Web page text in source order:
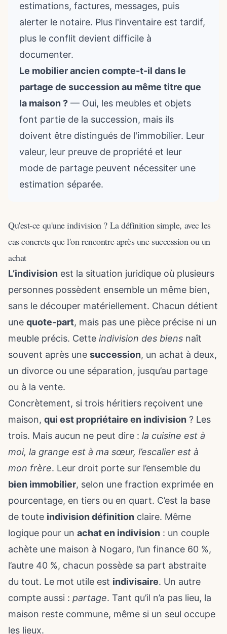
estimations, factures, messages, puis
alerter le notaire. Plus l'inventaire est tardif,
plus le conflit devient difficile à
documenter.
Le mobilier ancien compte-t-il dans le
partage de succession au même titre que
la maison ? — Oui, les meubles et objets
font partie de la succession, mais ils
doivent être distingués de l'immobilier. Leur
valeur, leur preuve de propriété et leur
mode de partage peuvent nécessiter une
estimation séparée.
Qu'est-ce qu'une indivision ? La définition simple, avec les
cas concrets que l'on rencontre après une succession ou un
achat
L’indivision est la situation juridique où plusieurs
personnes possèdent ensemble un même bien,
sans le découper matériellement. Chacun détient
une quote-part, mais pas une pièce précise ni un
meuble précis. Cette indivision des biens naît
souvent après une succession, un achat à deux,
un divorce ou une séparation, jusqu’au partage
ou à la vente.
Concrètement, si trois héritiers reçoivent une
maison, qui est propriétaire en indivision ? Les
trois. Mais aucun ne peut dire : la cuisine est à
moi, la grange est à ma sœur, l’escalier est à
mon frère. Leur droit porte sur l’ensemble du
bien immobilier, selon une fraction exprimée en
pourcentage, en tiers ou en quart. C’est la base
de toute indivision définition claire. Même
logique pour un achat en indivision : un couple
achète une maison à Nogaro, l’un finance 60 %,
l’autre 40 %, chacun possède sa part abstraite
du tout. Le mot utile est indivisaire. Un autre
compte aussi : partage. Tant qu’il n’a pas lieu, la
maison reste commune, même si un seul occupe
les lieux.